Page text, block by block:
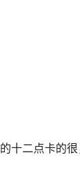
十二点卡的